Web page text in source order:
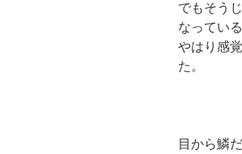
でもそう
なってい
やはり感
た。
目から鱗